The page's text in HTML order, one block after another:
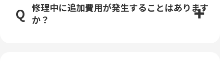
修理中に追加費用が発生することはあります
か？